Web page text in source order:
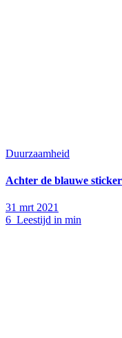
Duurzaamheid
Achter de blauwe
31 mrt 2021
6 Leestijd in min